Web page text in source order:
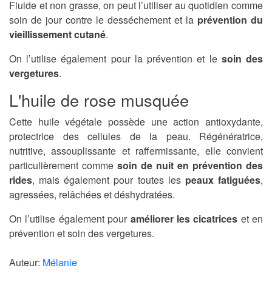
Fluide et non grasse, on peut l’utiliser au quotidien comme
soin de jour contre le desséchement et la prévention du
vieillissement cutané.
On l’utilise également pour la prévention et le soin des
vergetures.
L'huile de rose musquée
Cette huile végétale possède une action antioxydante,
protectrice des cellules de la peau. Régénératrice,
nutritive, assouplissante et raffermissante, elle convient
particulièrement comme soin de nuit en prévention des
rides, mais également pour toutes les peaux fatiguées,
agressées, relâchées et déshydratées.
On l’utilise également pour améliorer les cicatrices et en
prévention et soin des vergetures.
Auteur: Mélanie